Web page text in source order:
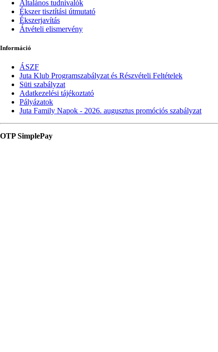
Általános tudnivalók
Ékszer tisztítási útmutató
Ékszerjavítás
Átvételi elismervény
Információ
ÁSZF
Juta Klub Programszabályzat és Részvételi Feltételek
Süti szabályzat
Adatkezelési tájékoztató
Pályázatok
Juta Family Napok - 2026. augusztus promóciós szabályzat
OTP SimplePay